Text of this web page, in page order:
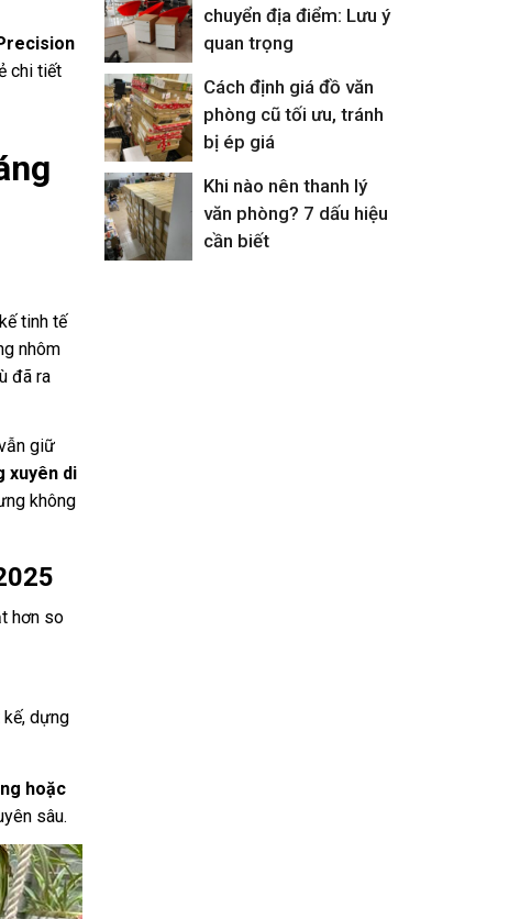
chi tiết
tinh tế
nhôm
đã ra
giữ
xuyên di
không
hơn so
dựng
hoặc
sâu.
chuyển địa điểm: Lưu ý
quan trọng
Cách định giá đồ văn
phòng cũ tối ưu, tránh
bị ép giá
Khi nào nên thanh lý
văn phòng? 7 dấu hiệu
cần biết